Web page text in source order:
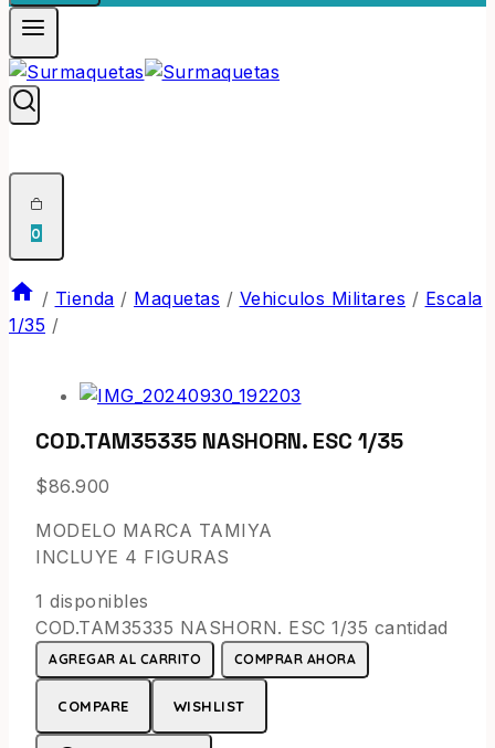
0
/ Tienda / Maquetas / Vehiculos Militares / Escala
1/35 /
COD.TAM35335 NASHORN. ESC 1/35
$86.900
MODELO MARCA TAMIYA
INCLUYE 4 FIGURAS
1 disponibles
COD.TAM35335 NASHORN. ESC 1/35 cantidad
AGREGAR AL CARRITO COMPRAR AHORA
COMPARE WISHLIST